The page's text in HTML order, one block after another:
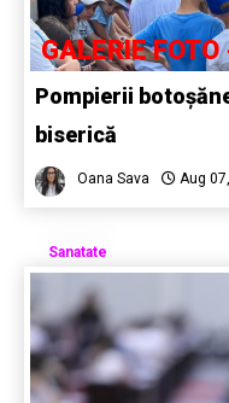
GALERIE
Pompierii
biserică
Oana Sava Aug
Sanatate